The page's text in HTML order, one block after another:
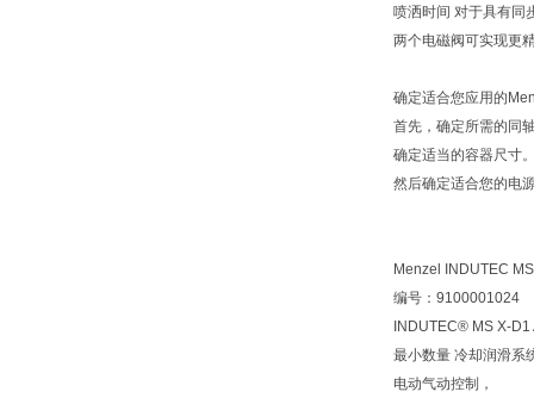
喷洒时间 对于具有同
两个电磁阀可实现更
确定适合您应用的
首先，确定所需的同
确定适当的容器尺寸
然后确定适合您的电
Menzel INDUTEC
编号：9100001024
INDUTEC® MS X-
最小数量 冷却润滑系
电动气动控制，